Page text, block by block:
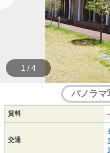
1 / 4
パノラマ
賃料 -
交通